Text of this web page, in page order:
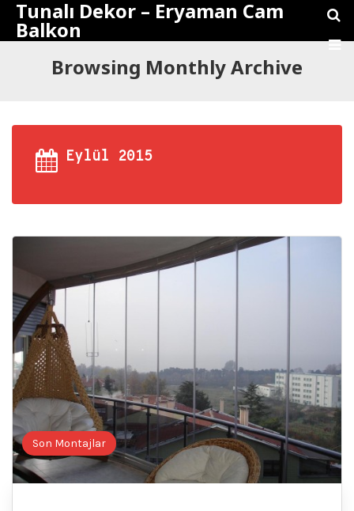
Tunalı Dekor – Eryaman Cam
Balkon
Browsing Monthly Archive
Eylül 2015
Son Montajlar